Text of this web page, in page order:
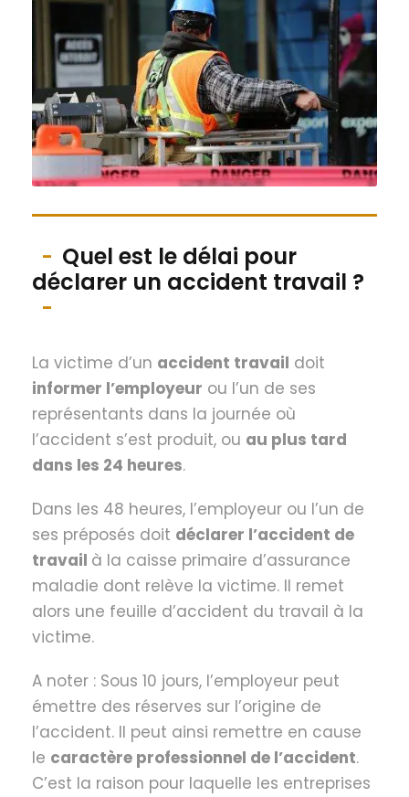
Quel est le délai pour
déclarer un accident travail ?
La victime d’un accident travail doit
informer l’employeur ou l’un de ses
représentants dans la journée où
l’accident s’est produit, ou au plus tard
dans les 24 heures.
Dans les 48 heures, l’employeur ou l’un de
ses préposés doit déclarer l’accident de
travail à la caisse primaire d’assurance
maladie dont relève la victime. Il remet
alors une feuille d’accident du travail à la
victime.
A noter : Sous 10 jours, l’employeur peut
émettre des réserves sur l’origine de
l’accident. Il peut ainsi remettre en cause
le caractère professionnel de l’accident.
C’est la raison pour laquelle les entreprises